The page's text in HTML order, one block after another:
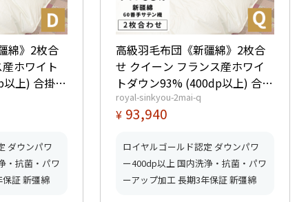
綿》2枚合
ホワイト
上) 合掛
5つ星ロイ
グッドふ
ダウンパワ
・抗菌・パワ
保証 新彊綿
高級羽毛布団《新疆綿》2枚合
せ クイーン フランス産ホワイ
トダウン93% (400dp以上) 合掛
1.3kg、薄掛0.6kg 【5つ星ロイ
ヤルゴールド取得】【グッドふ
royal-sinkyou-2mai-q
¥ 93,940
ロイヤルゴールド認定 ダウンパワ
ー400dp以上 国内洗浄・抗菌・パワ
ーアップ加工 長期3年保証 新彊綿